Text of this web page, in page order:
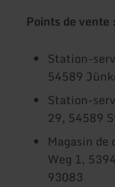
Points de vente :
Station-
54589
Station-
29, 54589
Magasin de
Weg 1,
93083